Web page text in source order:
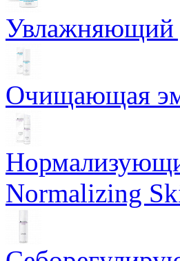
Увлажняющий
Очищающая
Normalizing